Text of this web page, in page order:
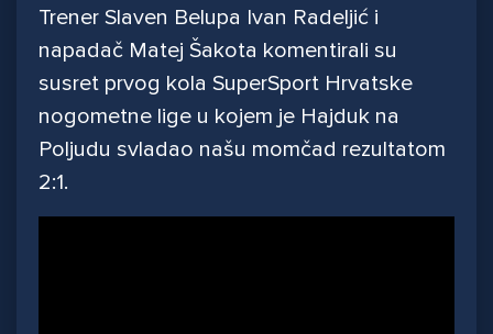
Trener Slaven Belupa Ivan Radeljić i
napadač Matej Šakota komentirali su
susret prvog kola SuperSport Hrvatske
nogometne lige u kojem je Hajduk na
Poljudu svladao našu momčad rezultatom
2:1.